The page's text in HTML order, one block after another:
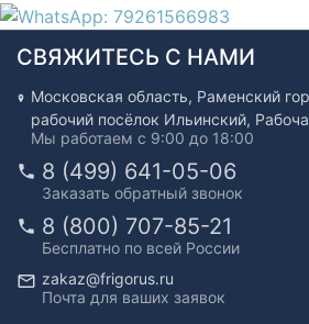
СВЯЖИТЕСЬ С НАМИ
Московская область, Раменский
рабочий посёлок Ильинский,
Мы работаем с 9:00 до 18:00
8 (499) 641-05-06
Заказать обратный звонок
8 (800) 707-85-21
Бесплатно по всей России
zakaz@frigorus.ru
Почта для ваших заявок